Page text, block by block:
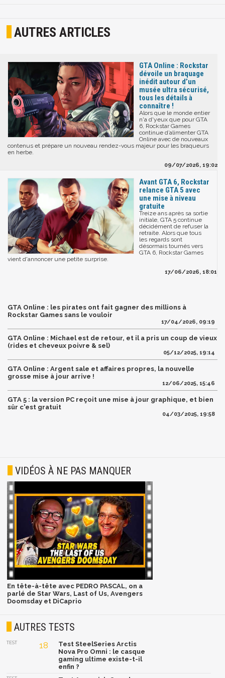
AUTRES ARTICLES
GTA Online : Rockstar
dévoile un braquage
inédit autour d’un
musée ultra sécurisé,
tous les détails à
connaître !
Alors que le monde entier
n'a d'yeux que pour GTA
6, Rockstar Games
continue d’alimenter GTA
Online avec de nouveaux
contenus et prépare un nouveau rendez-vous majeur pour les braqueurs
en herbe.
09/07/2026, 19:02
Avant GTA 6, Rockstar
relance GTA 5 avec
une mise à niveau
gratuite
Treize ans après sa sortie
initiale, GTA 5 continue
décidément de refuser la
retraite. Alors que tous
les regards sont
désormais tournés vers
GTA 6, Rockstar Games
vient d'annoncer une petite surprise.
17/06/2026, 18:01
GTA Online : les pirates ont fait gagner des millions à
Rockstar Games sans le vouloir
17/04/2026, 09:19
GTA Online : Michael est de retour, et il a pris un coup de vieux
(rides et cheveux poivre & sel)
05/12/2025, 19:14
GTA Online : Argent sale et affaires propres, la nouvelle
grosse mise à jour arrive !
12/06/2025, 15:46
GTA 5 : la version PC reçoit une mise à jour graphique, et bien
sûr c'est gratuit
04/03/2025, 19:58
VIDÉOS À NE PAS MANQUER
En tête-à-tête avec PEDRO PASCAL, on a
parlé de Star Wars, Last of Us, Avengers
Doomsday et DiCaprio
AUTRES TESTS
TEST 18
Test SteelSeries Arctis
Nova Pro Omni : le casque
gaming ultime existe-t-il
enfin ?